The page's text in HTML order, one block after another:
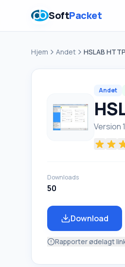
SoftPacket
Hjem Andet HSLAB
Andet
Version
Downloads
50
Download
Rapporter ødelagt